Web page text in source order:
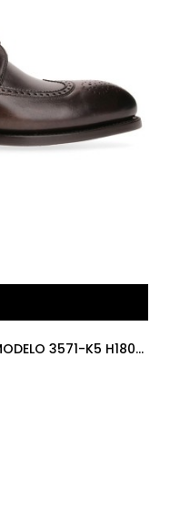
3571-K5 H180
CUERO